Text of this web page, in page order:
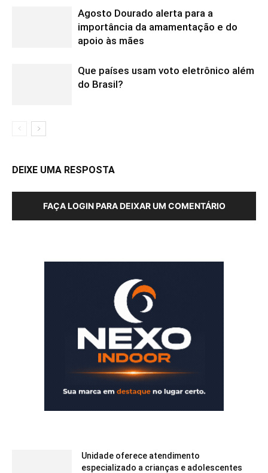
Agosto Dourado alerta para a
importância da amamentação e do
apoio às mães
Que países usam voto eletrônico além
do Brasil?
DEIXE UMA RESPOSTA
FAÇA LOGIN PARA DEIXAR UM COMENTÁRIO
Unidade oferece atendimento
especializado a crianças e adolescentes